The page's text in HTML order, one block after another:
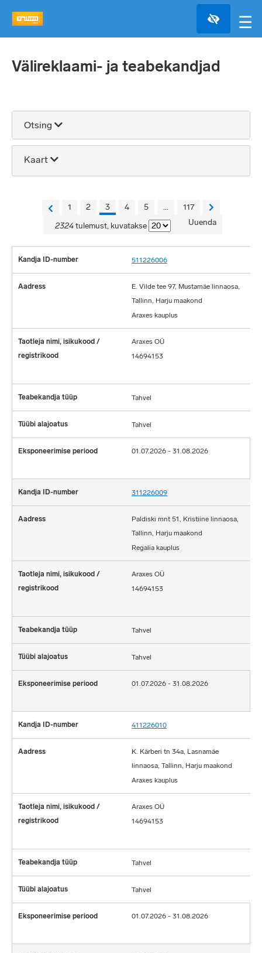
☰
Välireklaami- ja teabekandjad
Otsing
Kaart
2 km
Täisekraan
?
1 2 3 4 5 ...
117
2324tulemust, kuvatakse Uuenda
511226006
E. Vilde tee 97, Mustamäe linnaosa,
Tallinn, Harju maakond
Araxes kauplus
Araxes OÜ
14694153
Tahvel
Tahvel
01.07.2026 - 31.08.2026
311226009
Paldiski mnt 51, Kristiine linnaosa,
Tallinn, Harju maakond
Regalia kauplus
Araxes OÜ
14694153
Tahvel
Tahvel
01.07.2026 - 31.08.2026
411226010
K. Kärberi tn 34a, Lasnamäe
linnaosa, Tallinn, Harju maakond
Araxes kauplus
Araxes OÜ
14694153
Tahvel
Tahvel
01.07.2026 - 31.08.2026